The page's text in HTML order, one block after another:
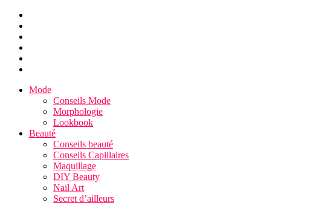
Mode
Conseils Mode
Morphologie
Lookbook
Beauté
Conseils beauté
Conseils Capillaires
Maquillage
DIY Beauty
Nail Art
Secret d’ailleurs